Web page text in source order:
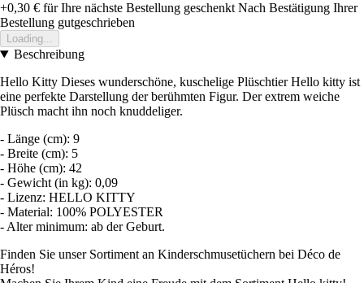
+0,30 € für Ihre nächste Bestellung geschenkt Nach Bestätigung Ihrer
Bestellung gutgeschrieben
Loading...
Beschreibung
Hello Kitty Dieses wunderschöne, kuschelige Plüschtier Hello kitty ist
eine perfekte Darstellung der berühmten Figur. Der extrem weiche
Plüsch macht ihn noch knuddeliger.
- Länge (cm): 9
- Breite (cm): 5
- Höhe (cm): 42
- Gewicht (in kg): 0,09
- Lizenz: HELLO KITTY
- Material: 100% POLYESTER
- Alter minimum: ab der Geburt.
Finden Sie unser Sortiment an Kinderschmusetüchern bei Déco de
Héros!